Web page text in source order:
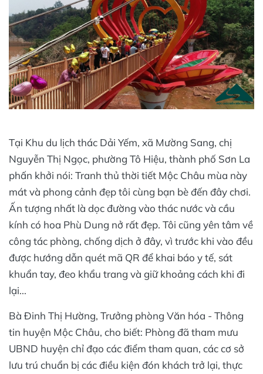
Tại Khu du lịch thác Dải Yếm, xã Mường Sang, chị
Nguyễn Thị Ngọc, phường Tô Hiệu, thành phố Sơn La
phấn khởi nói: Tranh thủ thời tiết Mộc Châu mùa này
mát và phong cảnh đẹp tôi cùng bạn bè đến đây chơi.
Ấn tượng nhất là dọc đường vào thác nước và cầu
kính có hoa Phù Dung nở rất đẹp. Tôi cũng yên tâm về
công tác phòng, chống dịch ở đây, vì trước khi vào đều
được hướng dẫn quét mã QR để khai báo y tế, sát
khuẩn tay, đeo khẩu trang và giữ khoảng cách khi đi
lại...
Bà Đinh Thị Hường, Trưởng phòng Văn hóa - Thông
tin huyện Mộc Châu, cho biết: Phòng đã tham mưu
UBND huyện chỉ đạo các điểm tham quan, các cơ sở
lưu trú chuẩn bị các điều kiện đón khách trở lại, thực